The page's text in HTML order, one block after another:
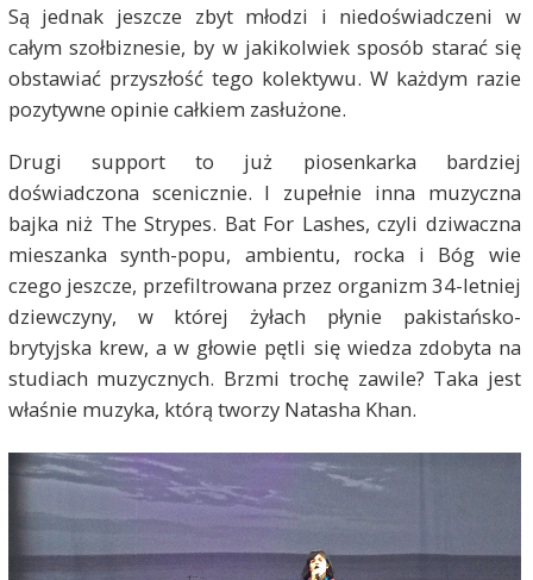
Są jednak jeszcze zbyt młodzi i niedoświadczeni w
całym szołbiznesie, by w jakikolwiek sposób starać się
obstawiać przyszłość tego kolektywu. W każdym razie
pozytywne opinie całkiem zasłużone.
Drugi support to już piosenkarka bardziej
doświadczona scenicznie. I zupełnie inna muzyczna
bajka niż The Strypes. Bat For Lashes, czyli dziwaczna
mieszanka synth-popu, ambientu, rocka i Bóg wie
czego jeszcze, przefiltrowana przez organizm 34-letniej
dziewczyny, w której żyłach płynie pakistańsko-
brytyjska krew, a w głowie pętli się wiedza zdobyta na
studiach muzycznych. Brzmi trochę zawile? Taka jest
właśnie muzyka, którą tworzy Natasha Khan.